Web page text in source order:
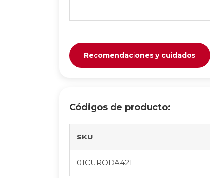
Recomendaciones y cuidados
Códigos de producto:
SKU
01CURODA421